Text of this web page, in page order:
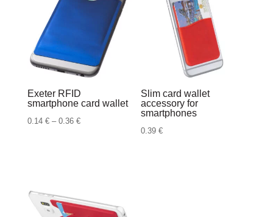
Exeter RFID
smartphone card wallet
0.14 € – 0.36 €Raspon
0.36 €
Slim card wallet
accessory for
smartphones
0.39€